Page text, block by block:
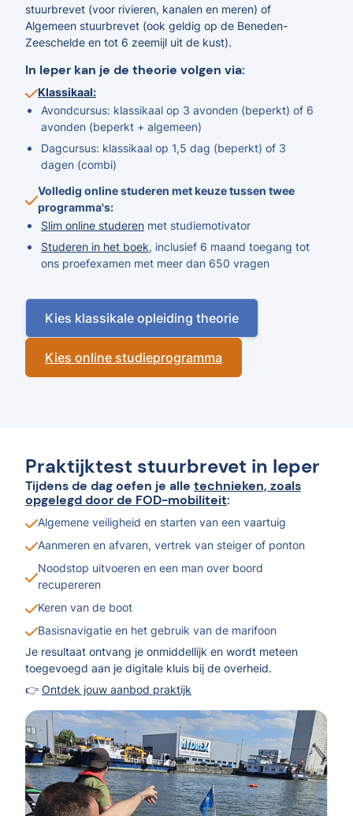
stuurbrevet (voor rivieren, kanalen en meren) of
Algemeen stuurbrevet (ook geldig op de Beneden-
Zeeschelde en tot 6 zeemijl uit de kust).
In Ieper kan je de theorie volgen via:
Klassikaal:
Avondcursus: klassikaal op 3 avonden (beperkt) of 6
avonden (beperkt + algemeen)
Dagcursus: klassikaal op 1,5 dag (beperkt) of 3
dagen (combi)
Volledig online studeren met keuze tussen twee
programma's:
Slim online studeren met studiemotivator
Studeren in het boek, inclusief 6 maand toegang tot
ons proefexamen met meer dan 650 vragen
Kies klassikale opleiding theorie
Kies online studieprogramma
Praktijktest stuurbrevet in Ieper
Tijdens de dag oefen je alle technieken, zoals
opgelegd door de FOD-mobiliteit:
Algemene veiligheid en starten van een vaartuig
Aanmeren en afvaren, vertrek van steiger of ponton
Noodstop uitvoeren en een man over boord
recupereren
Keren van de boot
Basisnavigatie en het gebruik van de marifoon
Je resultaat ontvang je onmiddellijk en wordt meteen
toegevoegd aan je digitale kluis bij de overheid.
👉 Ontdek jouw aanbod praktijk